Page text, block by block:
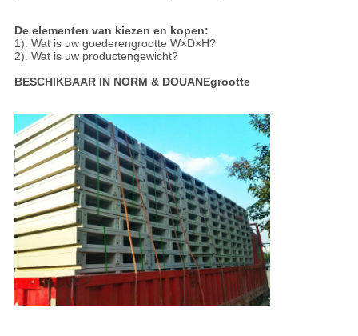
De elementen van kiezen en kopen:
1). Wat is uw goederengrootte W×D×H?
2). Wat is uw productengewicht?
BESCHIKBAAR IN NORM & DOUANEgrootte